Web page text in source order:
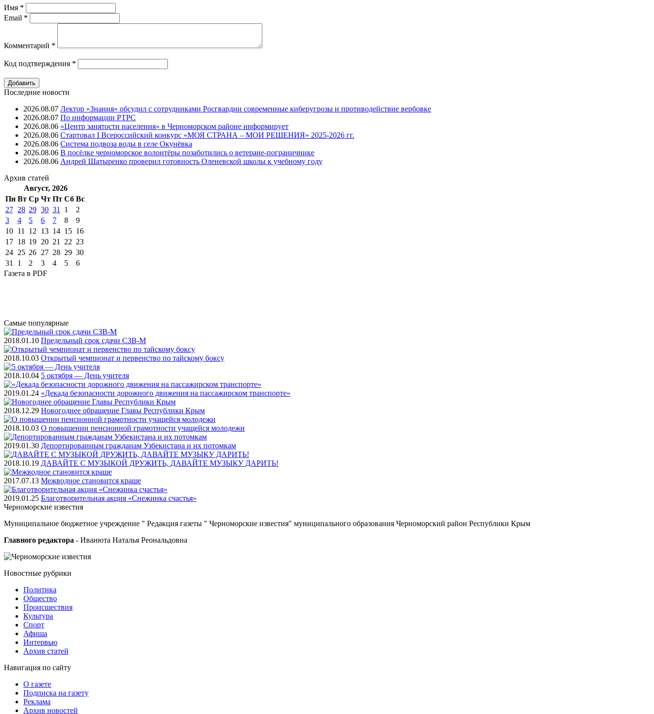
Имя *
Email *
Комментарий *
Код подтверждения *
Последние новости
2026.08.07 Лектор «Знания» обсудил с сотрудниками Росгвардии современные киберугрозы и противодействие вербовке
2026.08.07 ⁠По информации РТРС
2026.08.06 «Центр занятости населения» в Черноморском районе информирует
2026.08.06 Стартовал I Всероссийский конкурс «МОЯ СТРАНА – МОИ РЕШЕНИЯ» 2025-2026 гг.
2026.08.06 Система подвоза воды в селе Окунёвка
2026.08.06 В посёлке черноморское волонтёры позаботились о ветеране-пограничнике
2026.08.06 Андрей Шатыренко проверил готовность Оленевской школы к учебному году
Архив статей
Август, 2026
Пн Вт Ср Чт Пт Cб Вс
27 28 29 30 31 1
2
3
4 5 6 7 8
9
10 11 12 13 14 15 16
17 18 19 20 21 22 23
24 25 26 27 28 29 30
31
1 2 3 4 5
6
Газета в PDF
Самые популярные
2018.01.10 Предельный срок сдачи СЗВ-М
2018.10.03 Открытый чемпионат и первенство по тайскому боксу
2018.10.04 5 октября — День учителя
2019.01.24 «Декада безопасности дорожного движения на пассажирском транспорте»
2018.12.29 Новогоднее обращение Главы Республики Крым
2018.10.03 О повышении пенсионной грамотности учащейся молодежи
2019.01.30 Депортированным гражданам Узбекистана и их потомкам
2018.10.19 ДАВАЙТЕ С МУЗЫКОЙ ДРУЖИТЬ, ДАВАЙТЕ МУЗЫКУ ДАРИТЬ!
2017.07.13 Межводное становится краше
2019.01.25 Благотворительная акция «Снежинка счастья»
Черноморские известия
Муниципальное бюджетное учреждение " Редакция газеты " Черноморские известия" муниципального образования Черноморский район Республики Крым
Главного редактора - Иванюта Наталья Реональдовна
Новостные рубрики
Политика
Общество
Проиcшествия
Культура
Спорт
Афиша
Интервью
Архив статей
Навигация по сайту
О газете
Подписка на газету
Реклама
Архив новостей